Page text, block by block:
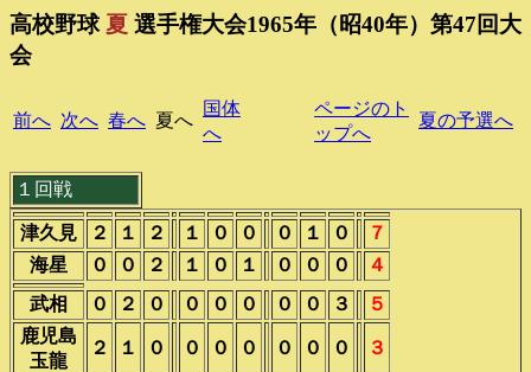
高校野球夏 選手権大会1965年（昭40年）第47回大
会
前へ 次へ 春へ 夏へ
国体
へ
ページのト
ップへ
夏の予選へ
１回戦
津久見 ２ １ ２ １ ０ ０ ０ １ ０
７
海星
０ ０ ２ １ ０ １ ０ ０ ０
４
武相
０ ２ ０ ０ ０ ０ ０ ０ ３
５
鹿児島
玉龍
２ １ ０ ０ ０ ０ ０ ０ ０ ３